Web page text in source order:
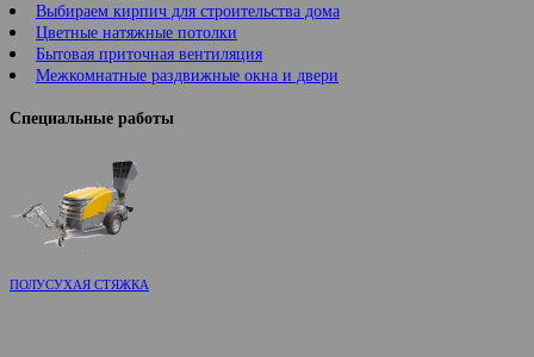
Выбираем кирпич для строительства дома
Цветные натяжные потолки
Бытовая приточная вентиляция
Межкомнатные раздвижные окна и двери
Специальные работы
ПОЛУСУХАЯ СТЯЖКА